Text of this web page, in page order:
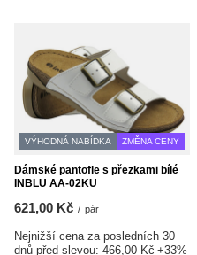
VÝHODNÁ NABÍDKA ZMĚNA CENY
Dámské pantofle s přezkami bílé
INBLU AA-02KU
621,00 Kč / pár
Nejnižší cena za posledních 30
dnů před slevou: 466,00 Kč +33%